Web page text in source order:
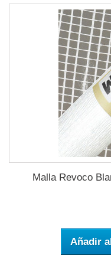
Malla Revoco
Añadir